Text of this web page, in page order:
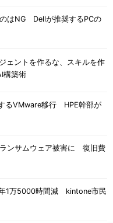
はNG Dellが推奨するPCの
ェントを作るな、スキルを作
築術
るVMware移行 HPE幹部が
ンサムウェア被害に 復旧費
1万5000時間減 kintone市民